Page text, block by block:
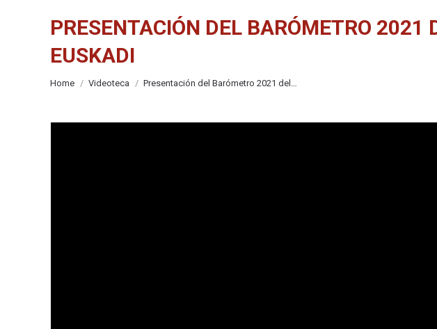
PRESENTACIÓN DEL BARÓMETRO 2021
EUSKADI
You are here:
Home Videoteca Presentación del Barómetro 2021 del…